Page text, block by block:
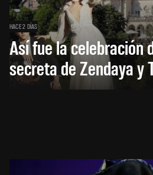
HACE 2 DÍAS
Así fue la celebración
secreta de Zendaya y